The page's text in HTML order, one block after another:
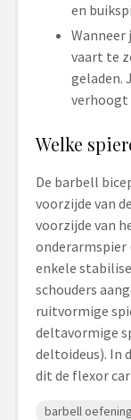
en
Wanneer
vaart te
geladen.
verhoogt
Welke
De barbell
voorzijde van
voorzijde van
onderarmspier
enkele
schouders
ruitvormige
deltavormige
deltoideus). In
dit de flexor
barbell